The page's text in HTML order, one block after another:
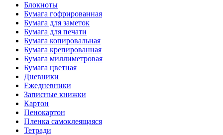
Блокноты
Бумага гофрированная
Бумага для заметок
Бумага для печати
Бумага копировальная
Бумага крепированная
Бумага миллиметровая
Бумага цветная
Дневники
Ежедневники
Записные книжки
Картон
Пенокартон
Пленка самоклеящаяся
Тетради